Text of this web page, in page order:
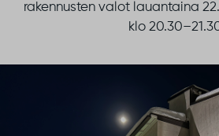
rakennusten valot lauantaina
klo